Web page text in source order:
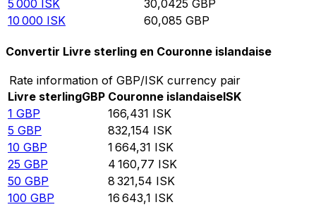
5 000 ISK 30,0425 GBP
10 000 ISK 60,085 GBP
Convertir Livre sterling en Couronne islandaise
Rate information of GBP/ISK currency pair
Livre sterlingGBP Couronne islandaiseISK
1 GBP 166,431 ISK
5 GBP 832,154 ISK
10 GBP 1 664,31 ISK
25 GBP 4 160,77 ISK
50 GBP 8 321,54 ISK
100 GBP 16 643,1 ISK